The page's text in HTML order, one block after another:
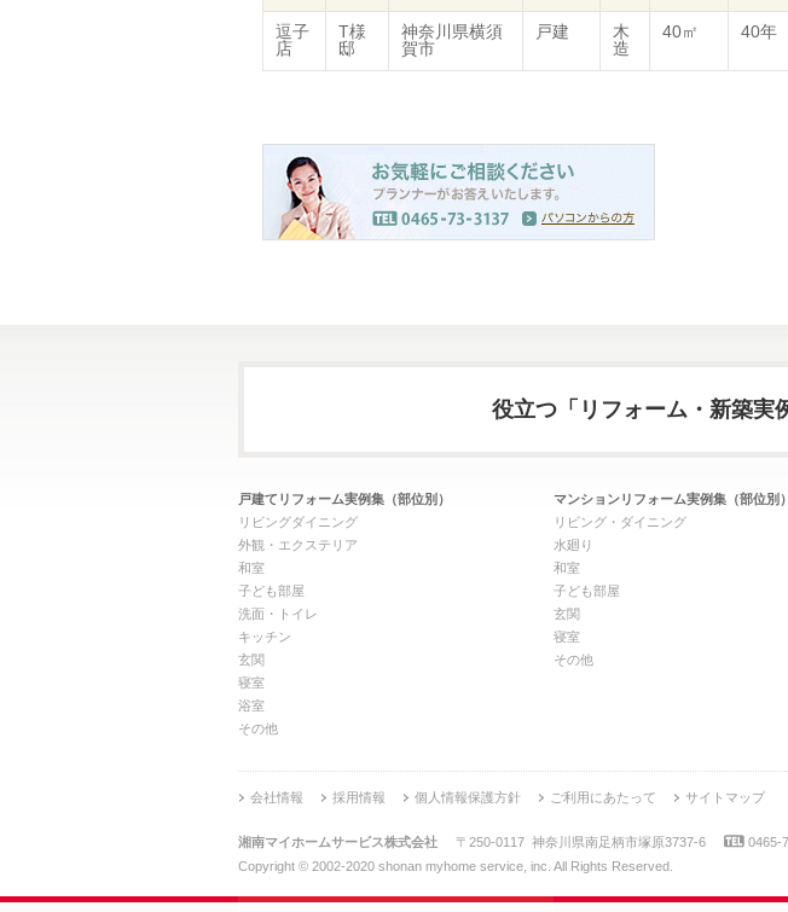
逗子
店
T様
邸
神奈川県横須
賀市
戸建
木
造
40㎡ 40年
役立つ「リフォーム・新築実
戸建てリフォーム実例集（部位別）
リビングダイニング
外観・エクステリア
和室
子ども部屋
洗面・トイレ
キッチン
玄関
寝室
浴室
その他
マンションリフォーム実例集（部位別）
リビング・ダイニング
水廻り
和室
子ども部屋
玄関
寝室
その他
会社情報 採用情報 個人情報保護方針 ご利用にあたって サイトマップ
湘南マイホームサービス株式会社 〒250-0117 神奈川県南足柄市塚原3737-6 0465-
Copyright © 2002-2020 shonan myhome service, inc. All Rights Reserved.